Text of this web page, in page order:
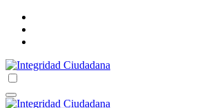
Skip
content